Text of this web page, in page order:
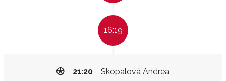
16:19
Skopalová Andrea
21:20